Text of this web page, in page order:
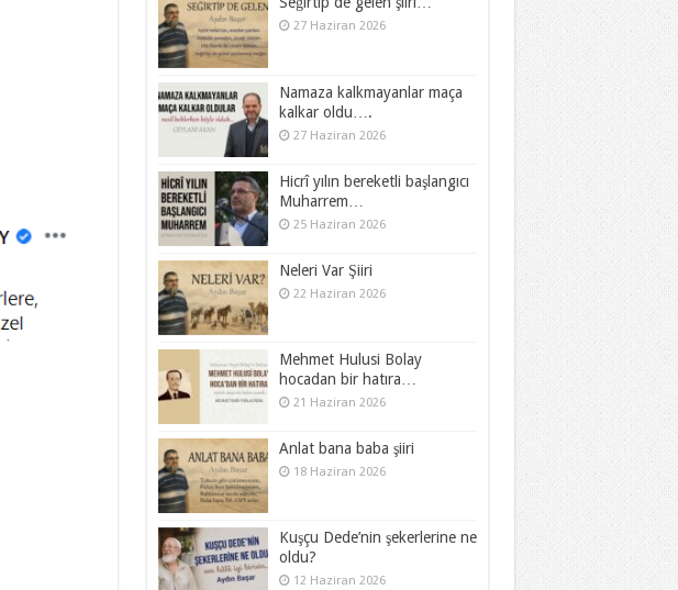
27 Haziran 2026
Namaza kalkmayanlar maça
kalkar oldu….
27 Haziran 2026
Hicrî yılın bereketli başlangıcı
Muharrem…
25 Haziran 2026
Neleri Var Şiiri
22 Haziran 2026
Mehmet Hulusi Bolay
hocadan bir hatıra…
21 Haziran 2026
Anlat bana baba şiiri
18 Haziran 2026
Kuşçu Dede’nin şekerlerine ne
oldu?
12 Haziran 2026